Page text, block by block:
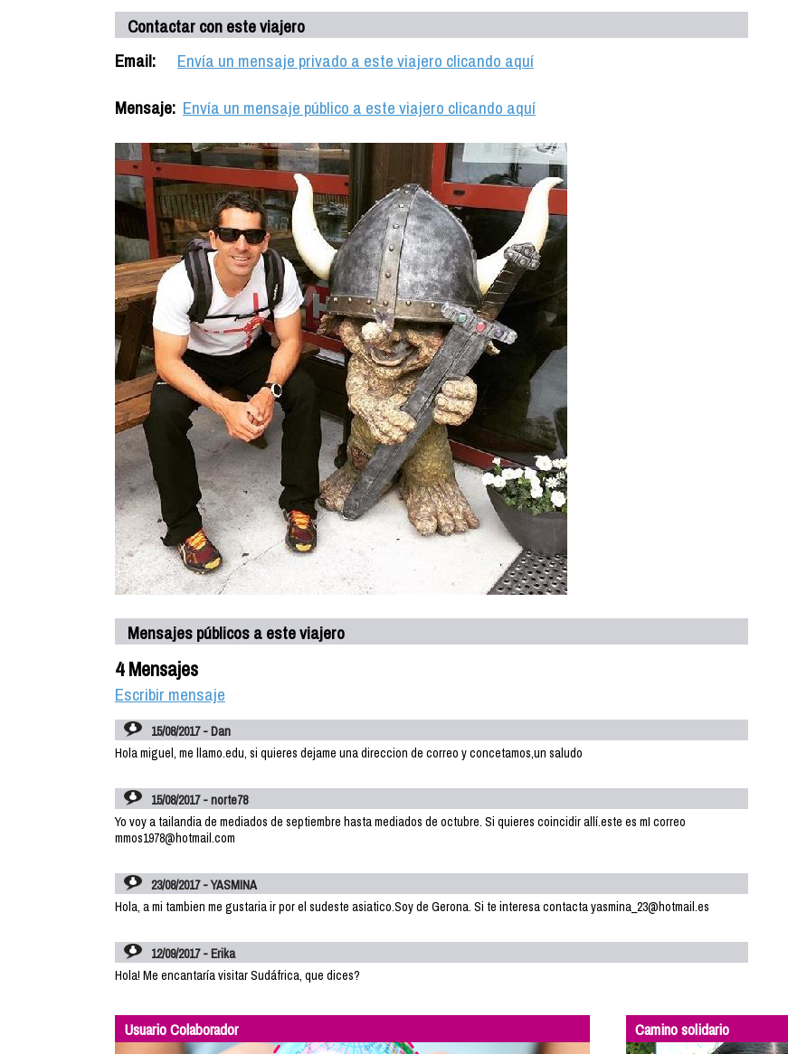
Contactar con este viajero
Email:
Envía un mensaje privado a este viajero clicando aquí
Mensaje: Envía un mensaje público a este viajero clicando aquí
Mensajes públicos a este viajero
4 Mensajes
Escribir mensaje
15/08/2017 - Dan
Hola miguel, me llamo.edu, si quieres dejame una direccion de correo y concetamos,un saludo
15/08/2017 - norte78
Yo voy a tailandia de mediados de septiembre hasta mediados de octubre. Si quieres coincidir allí.este es mI correo
mmos1978@hotmail.com
23/08/2017 - YASMINA
Hola, a mi tambien me gustaria ir por el sudeste asiatico.Soy de Gerona. Si te interesa contacta yasmina_23@hotmail.es
12/09/2017 - Erika
Hola! Me encantaría visitar Sudáfrica, que dices?
Usuario Colaborador Camino solidario